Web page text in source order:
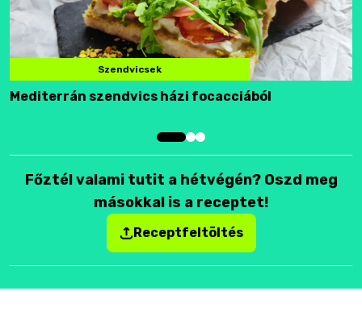
Szendvicsek
Mediterrán szendvics házi focacciából
Főztél valami tutit a hétvégén? Oszd meg
másokkal is a receptet!
Receptfeltöltés